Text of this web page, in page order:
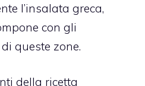
l’insalata greca,
con gli
queste zone.
della ricetta